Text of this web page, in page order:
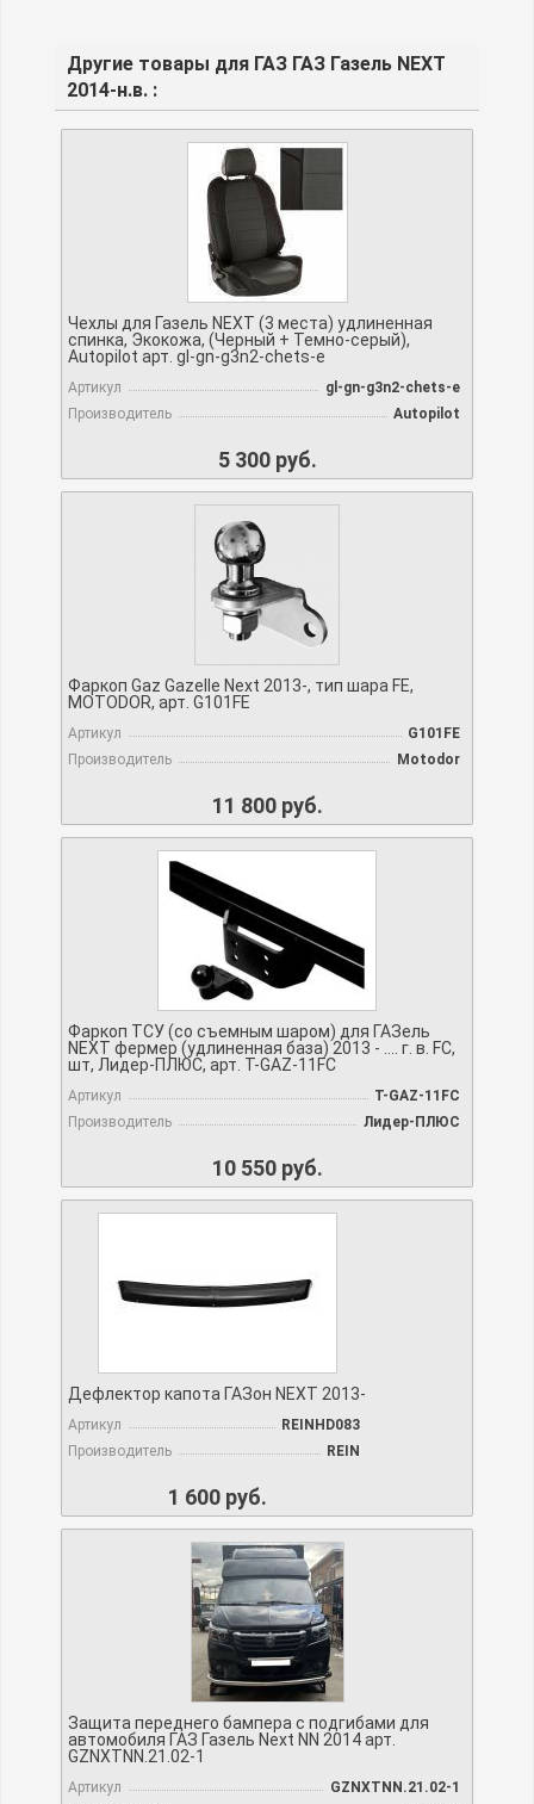
Другие товары для ГАЗ ГАЗ Газель NEXT
2014-н.в. :
Чехлы для Газель NEXT (3 места) удлиненная
спинка, Экокожа, (Черный + Темно-серый),
Autopilot арт. gl-gn-g3n2-chets-e
Артикул
gl-gn-g3n2-chets-e
Производитель
Autopilot
5 300 руб.
Фаркоп Gaz Gazelle Next 2013-, тип шара FE,
MOTODOR, арт. G101FE
Артикул
G101FE
Производитель
Motodor
11 800 руб.
Фаркоп ТСУ (со съемным шаром) для ГАЗель
NEXT фермер (удлиненная база) 2013 - …. г. в. FC,
шт, Лидер-ПЛЮС, арт. T-GAZ-11FC
Артикул
T-GAZ-11FC
Производитель
Лидер-ПЛЮС
10 550 руб.
Дефлектор капота ГАЗон NEXT 2013-
Артикул
REINHD083
Производитель
REIN
1 600 руб.
Защита переднего бампера с подгибами для
автомобиля ГАЗ Газель Next NN 2014 арт.
GZNXTNN.21.02-1
Артикул
GZNXTNN.21.02-1